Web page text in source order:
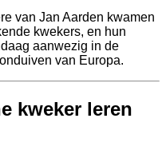
van Jan Aarden kwamen
kwekers, en hun
aanwezig in de
van Europa.
kweker leren